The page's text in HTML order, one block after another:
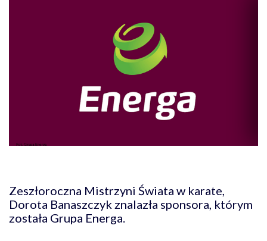
Zeszłoroczna Mistrzyni Świata w karate,
Dorota Banaszczyk znalazła sponsora, którym
została Grupa Energa.